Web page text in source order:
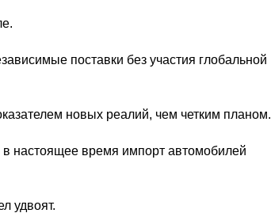
поставки без участия глобальной
новых реалий, чем четким планом.
настоящее время импорт автомобилей
удвоят.